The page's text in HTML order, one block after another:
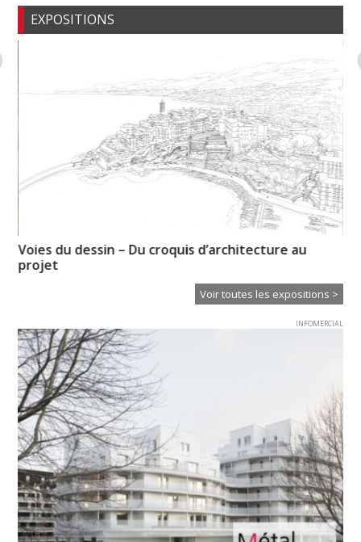
EXPOSITIONS
Voies du dessin – Du croquis d’architecture au
projet
Voir toutes les expositions >
INFOMERCIAL